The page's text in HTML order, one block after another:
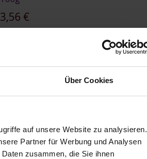
Über Cookies
auf unsere Website zu analysieren.
Partner für Werbung und Analysen
zusammen, die Sie ihnen
Sonderangebot
3,56 €